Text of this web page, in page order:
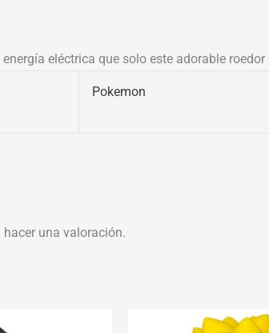
eléctrica que solo este adorable
Pokemon
una valoración.